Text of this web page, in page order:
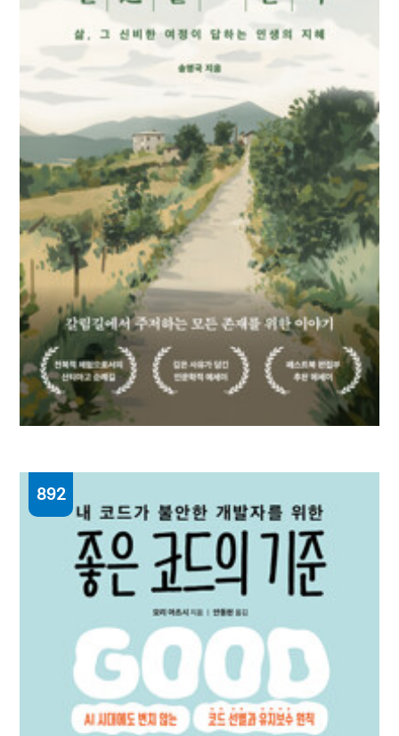
길 위에서 길을 묻다 : 삶, 그 신비한 여정이
답하는 인생의 지혜
송영국 지음
892